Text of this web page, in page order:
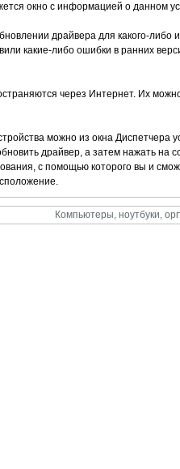
окно с информацией о данном
драйвера для какого-либо
какие-либо ошибки в ранних
через Интернет. Их
можно из окна Диспетчера
драйвер, а затем нажать на
с помощью которого вы и
Компьютеры, ноутбуки,